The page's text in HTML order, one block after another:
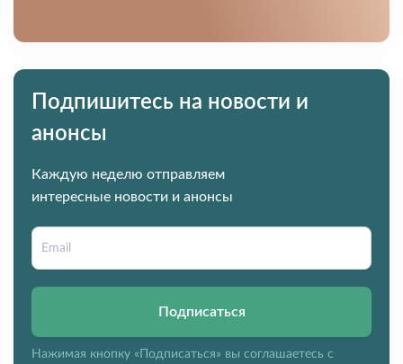
Подпишитесь на новости и
анонсы
Каждую неделю отправляем
интересные новости и анонсы
Подписаться
Нажимая кнопку «Подписаться» вы соглашаетесь с